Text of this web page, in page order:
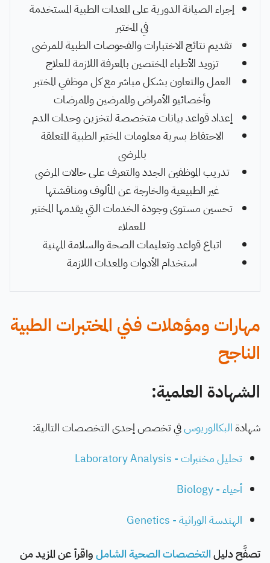
إجراء الصيانة الدورية على المعدات الطبية المستخدمة
في المختبر
تقديم نتائج الاختبارات والفحوصات الطبية للمرضى
تزويد الأطباء المختصين بالمعرفة اللازمة للعلاج
العمل والتعاون بشكل مباشر مع كل موظفي المختبر
وأخصائيو الأمراض والممرضين والممرضات
إعداد قواعد بيانات متخصصة لتخزين وحدات الدم
الاحتفاظ بسرية معلومات المختبر الطبية المتعلقة
بالمرضى
تدريب الموظفين الجدد والتعرف على حالات المرضى
غير الطبيعية والخارجة عن المألوف ومناقشتها
تحسين مستوى وجودة الخدمات التي يقدمها المختبر
للعملاء
اتباع قواعد وتعليمات الصحة والسلامة المهنية
استخدام الأدوات والمعدات اللازمة
مهارات ومؤهلات فني المختبرات الطبية
الناجح
الشهادة العلمية:
شهادةالبكالوريوسفي تخصص إحدى التخصصات التالية:
تحليل مختبرات - Laboratory Analysis
أحياء - Biology
الهندسة الوراثية - Genetics
تصفَّح دليلالتخصصات الصحية الشاملواقرأ عن المزيد من